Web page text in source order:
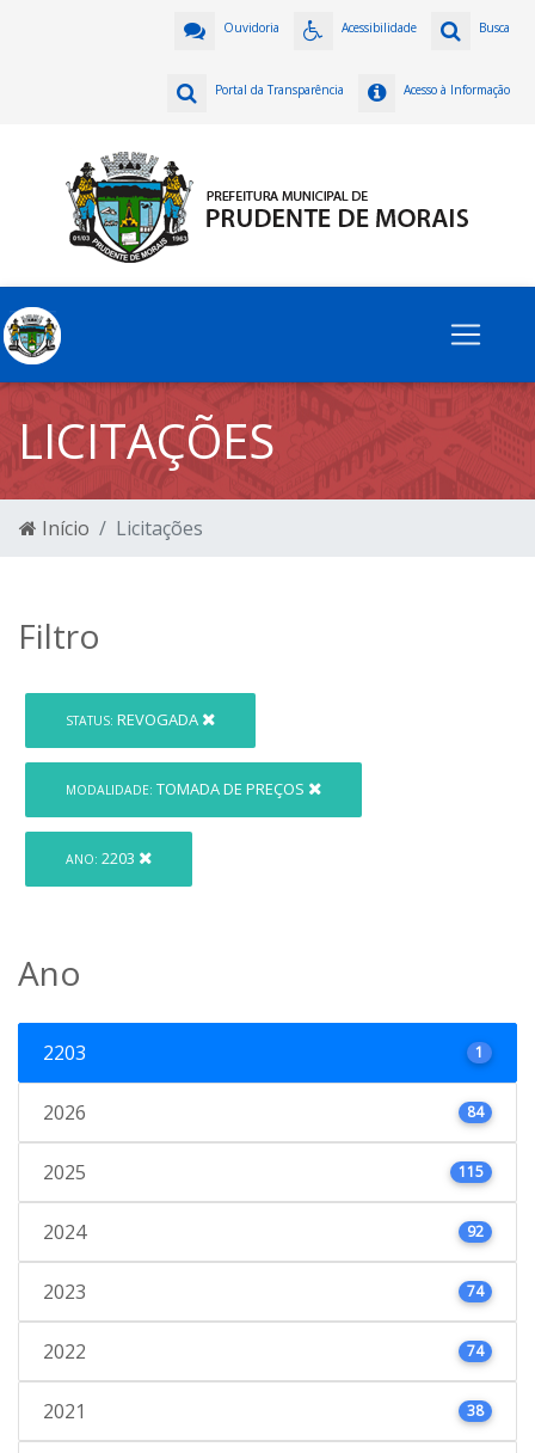
Busca
Acessibilidade
Ouvidoria
Acesso à Informação
Portal da Transparência
LICITAÇÕES
Início Licitações
Filtro
STATUS: REVOGADA
MODALIDADE: TOMADA DE PREÇOS
ANO: 2203
Ano
2203 1
2026 84
2025 115
2024 92
2023 74
2022 74
2021 38